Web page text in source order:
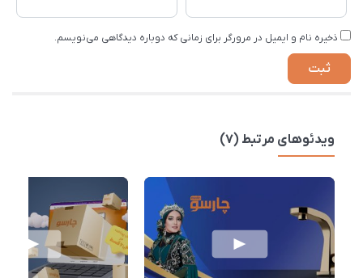
ذخیره نام و ایمیل در مرورگر برای زمانی که دوباره دیدگاهی می‌نویسم.
ویدئوهای مرتبط (7)